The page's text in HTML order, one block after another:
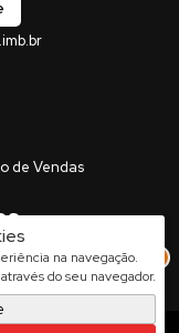
na navegação.
do seu navegador.
de Vendas
, Salto SP ,Brasil